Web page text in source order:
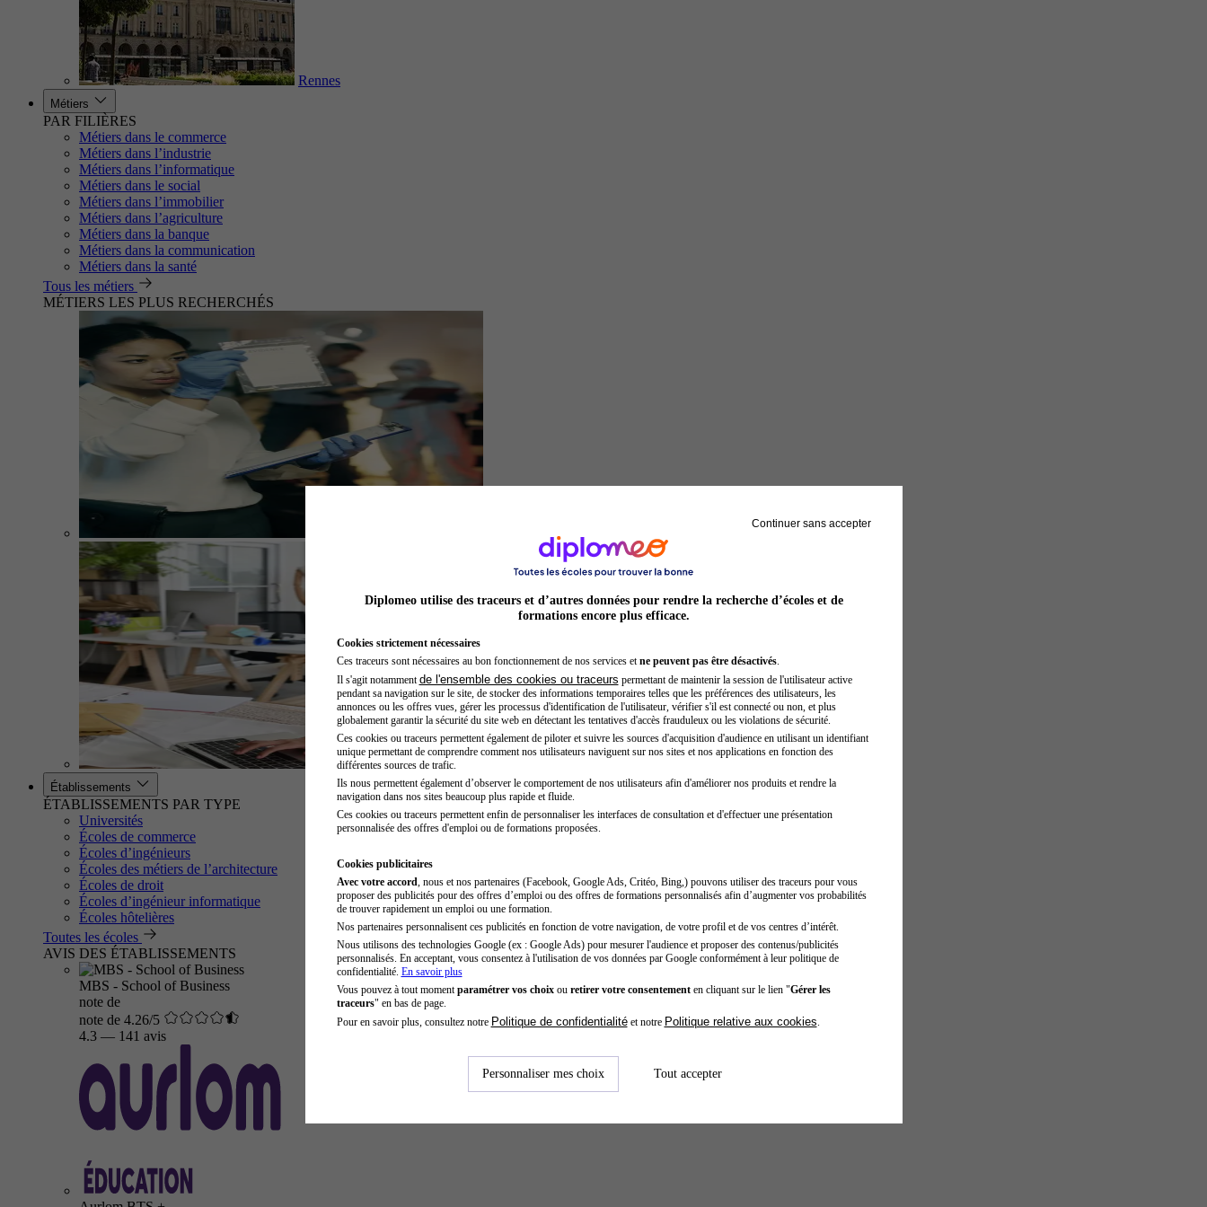
Rennes
Métiers
PAR FILIÈRES
Métiers dans le commerce
Métiers dans l’industrie
Métiers dans l’informatique
Métiers dans le social
Métiers dans l’immobilier
Métiers dans l’agriculture
Métiers dans la banque
Métiers dans la communication
Métiers dans la santé
Tous les métiers
MÉTIERS LES PLUS RECHERCHÉS
Inspecteur de police
Établissements
ÉTABLISSEMENTS PAR TYPE
Universités
Écoles de commerce
Écoles d’ingénieurs
Écoles des métiers de l’architecture
Écoles de droit
Écoles d’ingénieur informatique
Écoles hôtelières
Toutes les écoles
AVIS DES ÉTABLISSEMENTS
MBS - School of Business
note de
note de 4.26/5
4.3 — 141 avis
Continuer sans accepter
Diplomeo utilise des traceurs et d’autres données pour rendre la recherche d’écoles et de
formations encore plus efficace.
Cookies strictement nécessaires
Ces traceurs sont nécessaires au bon fonctionnement de nos services et ne peuvent pas être désactivés.
Il s'agit notamment de l'ensemble des cookies ou traceurs permettant de maintenir la session de l'utilisateur active
pendant sa navigation sur le site, de stocker des informations temporaires telles que les préférences des utilisateurs, les
annonces ou les offres vues, gérer les processus d'identification de l'utilisateur, vérifier s'il est connecté ou non, et plus
globalement garantir la sécurité du site web en détectant les tentatives d'accès frauduleux ou les violations de sécurité.
Ces cookies ou traceurs permettent également de piloter et suivre les sources d'acquisition d'audience en utilisant un identifiant
unique permettant de comprendre comment nos utilisateurs naviguent sur nos sites et nos applications en fonction des
différentes sources de trafic.
Ils nous permettent également d’observer le comportement de nos utilisateurs afin d'améliorer nos produits et rendre la
navigation dans nos sites beaucoup plus rapide et fluide.
Ces cookies ou traceurs permettent enfin de personnaliser les interfaces de consultation et d'effectuer une présentation
personnalisée des offres d'emploi ou de formations proposées.
Cookies publicitaires
Avec votre accord , nous et nos partenaires (Facebook, Google Ads, Critéo, Bing,) pouvons utiliser des traceurs pour vous
proposer des publicités pour des offres d’emploi ou des offres de formations personnalisés afin d’augmenter vos probabilités
de trouver rapidement un emploi ou une formation.
Nos partenaires personnalisent ces publicités en fonction de votre navigation, de votre profil et de vos centres d’intérêt.
Nous utilisons des technologies Google (ex : Google Ads) pour mesurer l'audience et proposer des contenus/publicités
personnalisés. En acceptant, vous consentez à l'utilisation de vos données par Google conformément à leur politique de
confidentialité. En savoir plus
Vous pouvez à tout moment paramétrer vos choixou retirer votre consentementen cliquant sur le lien "Gérer les
traceurs" en bas de page.
Pour en savoir plus, consultez notre Politique de confidentialitéet notre Politique relative aux cookies
Personnaliser mes choix Tout accepter